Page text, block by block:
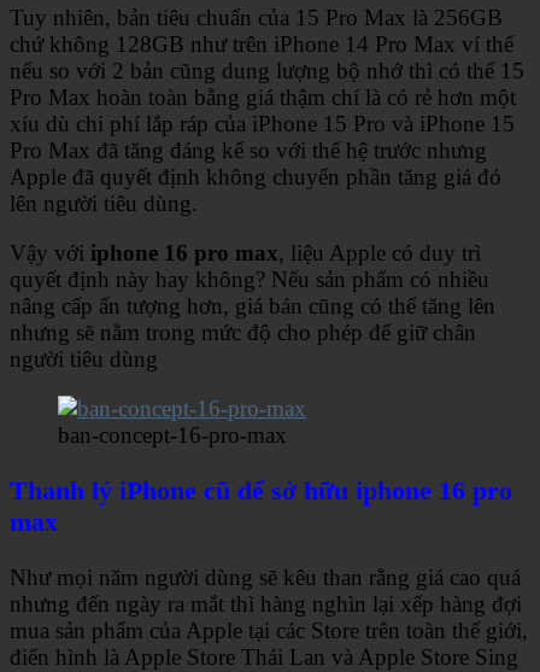
Tuy nhiên, bản tiêu chuẩn của 15 Pro Max là 256GB
chứ không 128GB như trên iPhone 14 Pro Max ví thế
nếu so với 2 bản cũng dung lượng bộ nhớ thì có thể 15
Pro Max hoàn toàn bằng giá thậm chí là có rẻ hơn một
xíu dù chi phí lắp ráp của iPhone 15 Pro và iPhone 15
Pro Max đã tăng đáng kể so với thế hệ trước nhưng
Apple đã quyết định không chuyển phần tăng giá đó
lên người tiêu dùng.
Vậy với iphone 16 pro max, liệu Apple có duy trì
quyết định này hay không? Nếu sản phẩm có nhiều
nâng cấp ấn tượng hơn, giá bán cũng có thể tăng lên
nhưng sẽ nằm trong mức độ cho phép để giữ chân
người tiêu dùng
ban-concept-16-pro-max
Thanh lý iPhone cũ để sở hữu iphone 16 pro
max
Như mọi năm người dùng sẽ kêu than rằng giá cao quá
nhưng đến ngày ra mắt thì hàng nghìn lại xếp hàng đợi
mua sản phẩm của Apple tại các Store trên toàn thế giới,
điển hình là Apple Store Thái Lan và Apple Store Sing